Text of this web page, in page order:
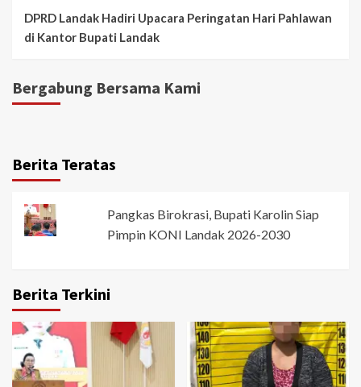
DPRD Landak Hadiri Upacara Peringatan Hari Pahlawan
di Kantor Bupati Landak
Bergabung Bersama Kami
Berita Teratas
Pangkas Birokrasi, Bupati Karolin Siap
Pimpin KONI Landak 2026-2030
Berita Terkini